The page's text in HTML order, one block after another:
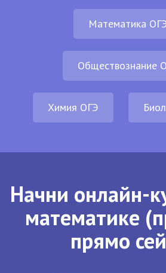
Математика
Обществознание
Химия ОГЭ
Начни онлайн-
математике
прямо